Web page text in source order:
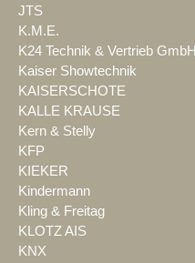
JTS
K.M.E.
K24 Technik & Vertrieb GmbH
Kaiser Showtechnik
KAISERSCHOTE
KALLE KRAUSE
Kern & Stelly
KFP
KIEKER
Kindermann
Kling & Freitag
KLOTZ AIS
KNX